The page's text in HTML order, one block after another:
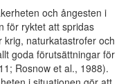
och ångesten i
för ryktet att spridas
naturkatastrofer och
goda förutsättningar för
Rosnow et al., 1988).